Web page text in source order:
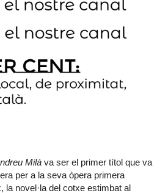
Milà va ser el primer títol que va
per a la seva òpera primera
la novel·la del cotxe estimbat al